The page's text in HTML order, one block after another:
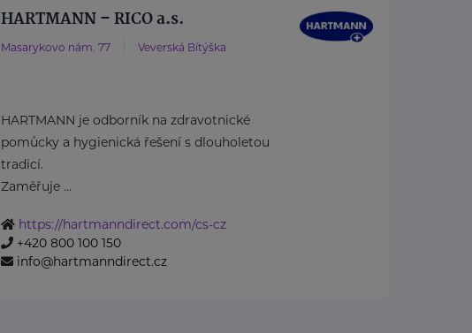
HARTMANN – RICO a.s.
Masarykovo nám. 77 Veverská Bítýška
HARTMANN je odborník na zdravotnické
pomůcky a hygienická řešení s dlouholetou
tradicí.
Zaměřuje ...
https://hartmanndirect.com/cs-cz
+420 800 100 150
info@hartmanndirect.cz